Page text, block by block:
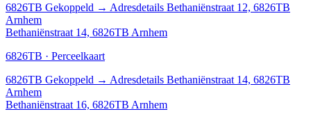
6826TB Gekoppeld → Adresdetails Bethaniënstraat 12, 6826TB
Arnhem
Bethaniënstraat 14, 6826TB Arnhem
6826TB · Perceelkaart
6826TB Gekoppeld → Adresdetails Bethaniënstraat 14, 6826TB
Arnhem
Bethaniënstraat 16, 6826TB Arnhem